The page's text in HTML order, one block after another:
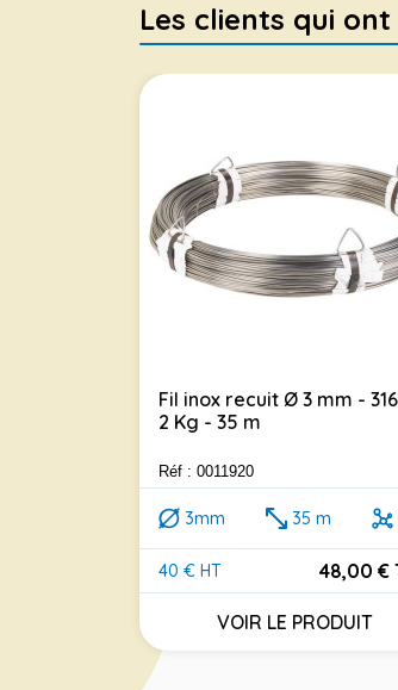
Les clients qui
Fil inox recuit Ø 3 mm -
2 Kg - 35 m
Réf : 0011920
3mm 35 m
40 € HT
Prix
48,00 €
VOIR LE PRODUIT